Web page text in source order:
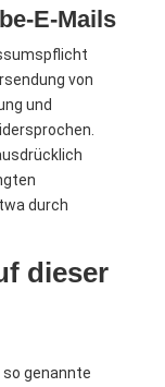
E-Mails
von
und
durch
dieser
genannte